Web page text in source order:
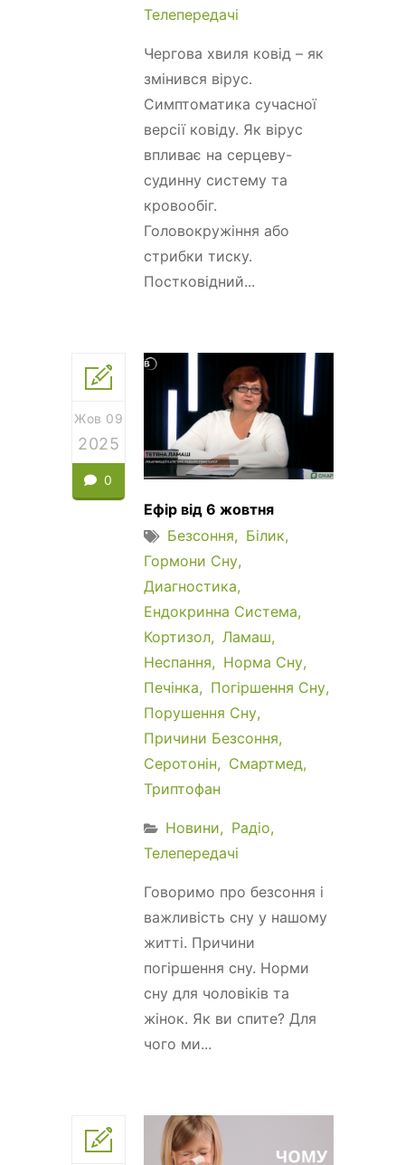
Телепередачі
Чергова хвиля ковід – як
змінився вірус.
Симптоматика сучасної
версії ковіду. Як вірус
впливає на серцеву-
судинну систему та
кровообіг.
Головокружіння або
стрибки тиску.
Постковідний...
Жов 09
2025
0
Ефір від 6 жовтня
Безсоння
Білик
Гормони Сну
Диагностика
Ендокринна Система
Кортизол
Ламаш
Неспання
Норма Сну
Печінка
Погіршення Сну
Порушення Сну
Причини Безсоння
Серотонін
Смартмед
Триптофан
Новини
Радіо
Телепередачі
Говоримо про безсоння і
важливість сну у нашому
житті. Причини
погіршення сну. Норми
сну для чоловіків та
жінок. Як ви спите? Для
чого ми...